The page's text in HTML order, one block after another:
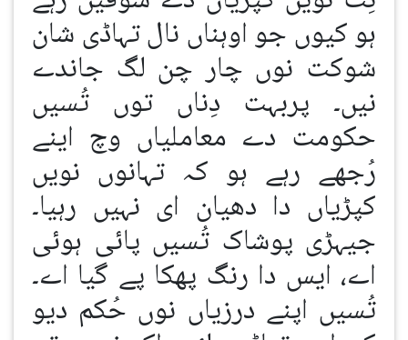
ہو کیوں جو اوہناں نال تہاڈی شان
شوکت نوں چار چن لگ جاندے
نیں۔ پربہت دِناں توں تُسیں
حکومت دے معاملیاں وچ اینے
رُجھے رہے ہو کہ تہانوں نویں
کپڑیاں دا دھیان ای نہیں رہیا۔
جیہڑی پوشاک تُسیں پائی ہوئی
اے، ایس دا رنگ پھکا پے گیا اے۔
تُسیں اپنے درزیاں نوں حُکم دیو